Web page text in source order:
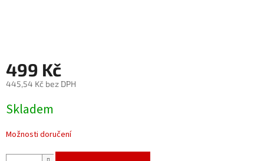
499 Kč
445,54 Kč bez DPH
cena:
Skladem
Možnosti doručení